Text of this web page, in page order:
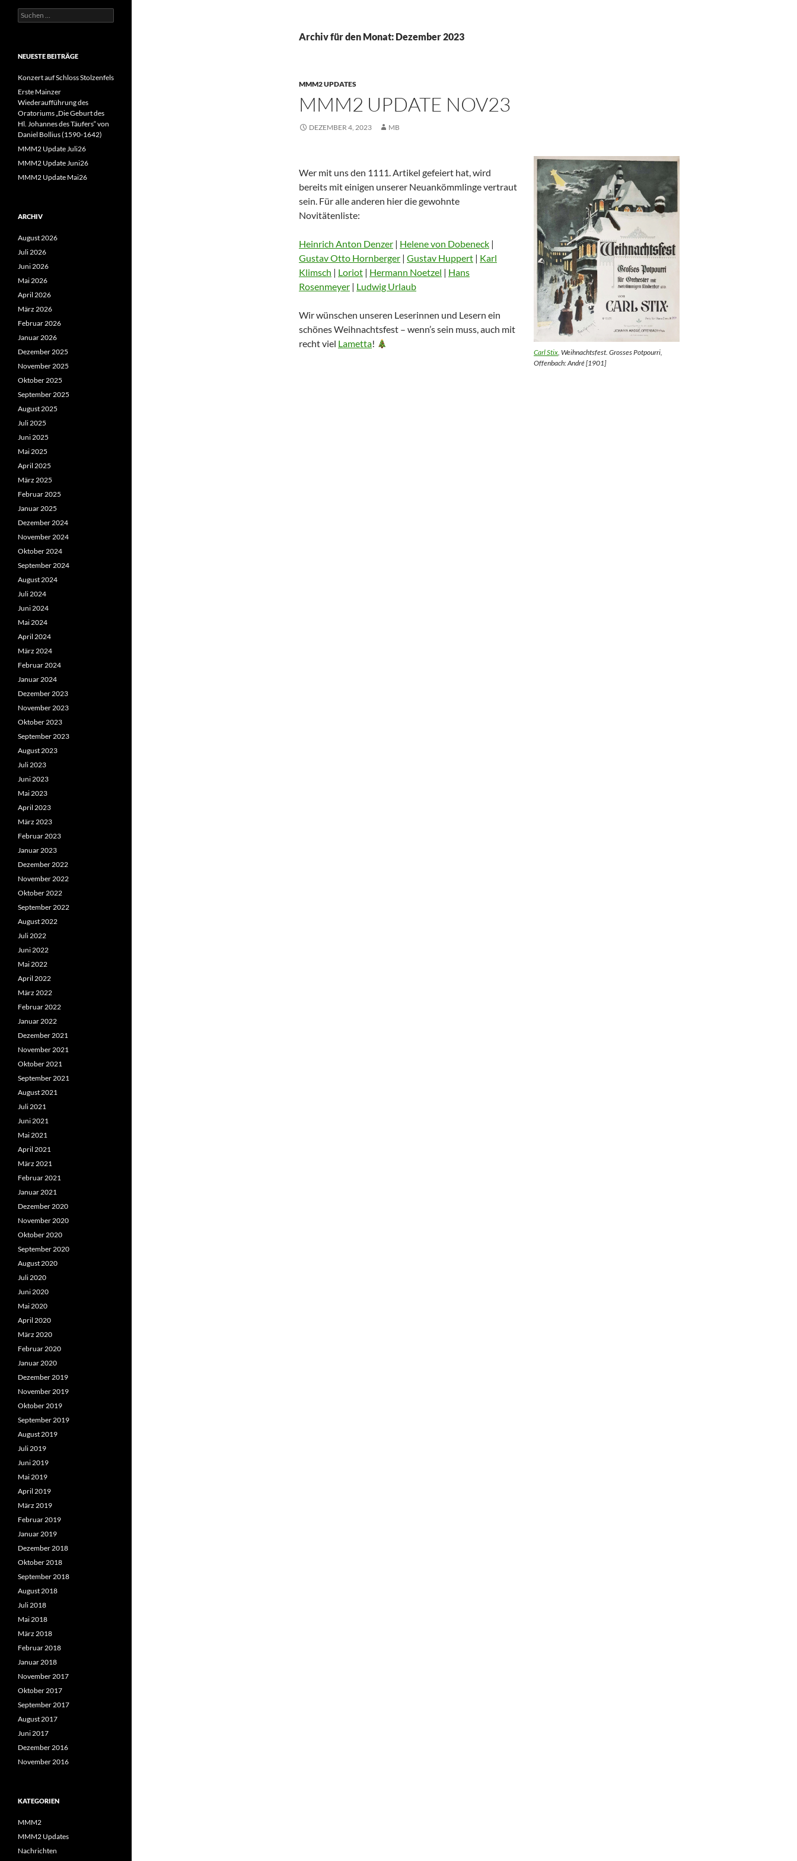
Archiv für den Monat: Dezember 2023
MMM2 UPDATES
MMM2 UPDATE NOV23
DEZEMBER 4, 2023 MB
Carl Stix, Weihnachtsfest. Grosses Potpourri,
Offenbach: André [1901]
Wer mit uns den 1111. Artikel gefeiert hat, wird
bereits mit einigen unserer Neuankömmlinge vertraut
sein. Für alle anderen hier die gewohnte
Novitätenliste:
Heinrich Anton Denzer | Helene von Dobeneck |
Gustav Otto Hornberger | Gustav Huppert | Karl
Klimsch | Loriot | Hermann Noetzel | Hans
Rosenmeyer | Ludwig Urlaub
Wir wünschen unseren Leserinnen und Lesern ein
schönes Weihnachtsfest – wenn’s sein muss, auch mit
recht viel Lametta!
Suchen
nach:
NEUESTE BEITRÄGE
Konzert auf Schloss Stolzenfels
Erste Mainzer
Wiederaufführung des
Oratoriums „Die Geburt des
Hl. Johannes des Täufers“ von
Daniel Bollius (1590-1642)
MMM2 Update Juli26
MMM2 Update Juni26
MMM2 Update Mai26
ARCHIV
August 2026
Juli 2026
Juni 2026
Mai 2026
April 2026
März 2026
Februar 2026
Januar 2026
Dezember 2025
November 2025
Oktober 2025
September 2025
August 2025
Juli 2025
Juni 2025
Mai 2025
April 2025
März 2025
Februar 2025
Januar 2025
Dezember 2024
November 2024
Oktober 2024
September 2024
August 2024
Juli 2024
Juni 2024
Mai 2024
April 2024
März 2024
Februar 2024
Januar 2024
Dezember 2023
November 2023
Oktober 2023
September 2023
August 2023
Juli 2023
Juni 2023
Mai 2023
April 2023
März 2023
Februar 2023
Januar 2023
Dezember 2022
November 2022
Oktober 2022
September 2022
August 2022
Juli 2022
Juni 2022
Mai 2022
April 2022
März 2022
Februar 2022
Januar 2022
Dezember 2021
November 2021
Oktober 2021
September 2021
August 2021
Juli 2021
Juni 2021
Mai 2021
April 2021
März 2021
Februar 2021
Januar 2021
Dezember 2020
November 2020
Oktober 2020
September 2020
August 2020
Juli 2020
Juni 2020
Mai 2020
April 2020
März 2020
Februar 2020
Januar 2020
Dezember 2019
November 2019
Oktober 2019
September 2019
August 2019
Juli 2019
Juni 2019
Mai 2019
April 2019
März 2019
Februar 2019
Januar 2019
Dezember 2018
Oktober 2018
September 2018
August 2018
Juli 2018
Mai 2018
März 2018
Februar 2018
Januar 2018
November 2017
Oktober 2017
September 2017
August 2017
Juni 2017
Dezember 2016
November 2016
KATEGORIEN
MMM2
MMM2 Updates
Nachrichten